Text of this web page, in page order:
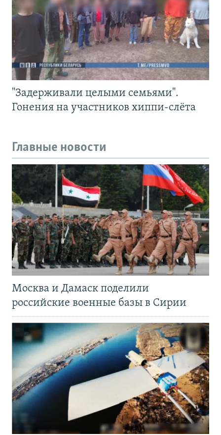
"Задерживали целыми семьями".
Гонения на участников хиппи-слёта
Главные новости
Москва и Дамаск поделили
российские военные базы в Сирии